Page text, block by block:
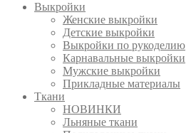
Выкройки
Женские выкройки
Детские выкройки
Выкройки по рукоделию
Карнавальные выкройки
Мужские выкройки
Прикладные материалы
Ткани
НОВИНКИ
Льняные ткани